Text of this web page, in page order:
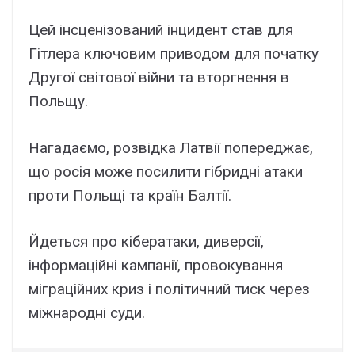
Цей інсценізований інцидент став для
Гітлера ключовим приводом для початку
Другої світової війни та вторгнення в
Польщу.
Нагадаємо, розвідка Латвії попереджає,
що росія може посилити гібридні атаки
проти Польщі та країн Балтії.
Йдеться про кібератаки, диверсії,
інформаційні кампанії, провокування
міграційних криз і політичний тиск через
міжнародні суди.